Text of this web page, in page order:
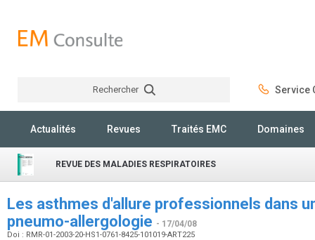
Rechercher Service
Actualités Revues Traités EMC Domaines
REVUE DES MALADIES RESPIRATOIRES
Les asthmes d'allure professionnels dans
pneumo-allergologie - 17/04/08
Doi : RMR-01-2003-20-HS1-0761-8425-101019-ART225